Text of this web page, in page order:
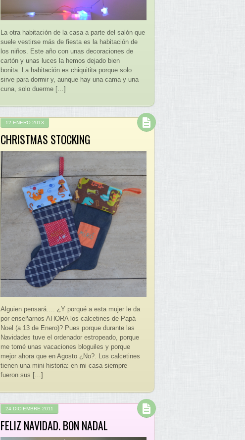
La otra habitación de la casa a parte del salón que
suele vestirse más de fiesta es la habitación de
los niños. Este año con unas decoraciones de
cartón y unas luces la hemos dejado bien
bonita. La habitación es chiquitita porque solo
sirve para dormir y, aunque hay una cama y una
cuna, solo duerme […]
12 ENERO 2013
CHRISTMAS STOCKING
Alguien pensará…. ¿Y porqué a esta mujer le da
por enseñarnos AHORA los calcetines de Papá
Noel (a 13 de Enero)? Pues porque durante las
Navidades tuve el ordenador estropeado, porque
me tomé unas vacaciones bloguiles y porque
mejor ahora que en Agosto ¿No?. Los calcetines
tienen una mini-historia: en mi casa siempre
fueron sus […]
24 DICIEMBRE 2011
FELIZ NAVIDAD. BON NADAL